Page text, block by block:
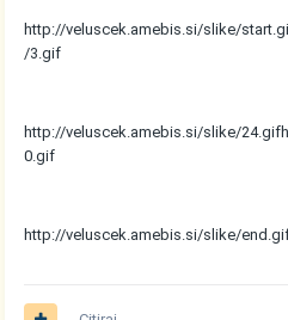
http://veluscek.amebis.si/slike/
/3.gif
http://veluscek.amebis.si/slike/24.gif
0.gif
http://veluscek.amebis.si/slike/